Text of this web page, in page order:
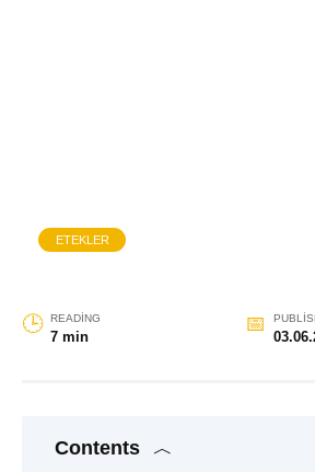
ETEKLER
READING
7 min
Contents